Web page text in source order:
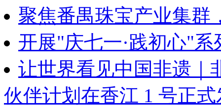
聚焦番禺珠宝产业集群
开展"庆七一·践初心"系
让世界看见中国非遗｜
伙伴计划在香江 1 号正